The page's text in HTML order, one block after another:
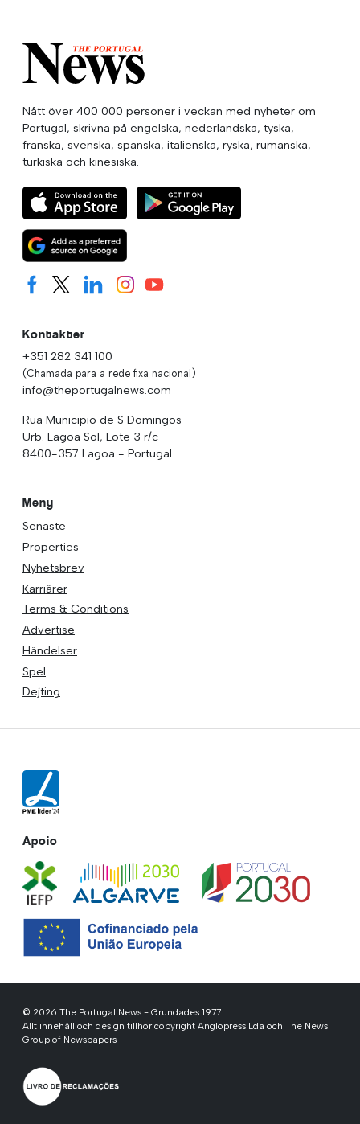
Nått över 400 000 personer i veckan med nyheter om
Portugal, skrivna på engelska, nederländska, tyska,
franska, svenska, spanska, italienska, ryska, rumänska,
turkiska och kinesiska.
Kontakter
+351 282 341 100
(Chamada para a rede fixa nacional)
info@theportugalnews.com
Rua Municipio de S Domingos
Urb. Lagoa Sol, Lote 3 r/c
8400-357 Lagoa - Portugal
Meny
Senaste
Properties
Nyhetsbrev
Karriärer
Terms & Conditions
Advertise
Händelser
Spel
Dejting
Apoio
© 2026 The Portugal News - Grundades 1977
Allt innehåll och design tillhör copyright Anglopress Lda och The News
Group of Newspapers